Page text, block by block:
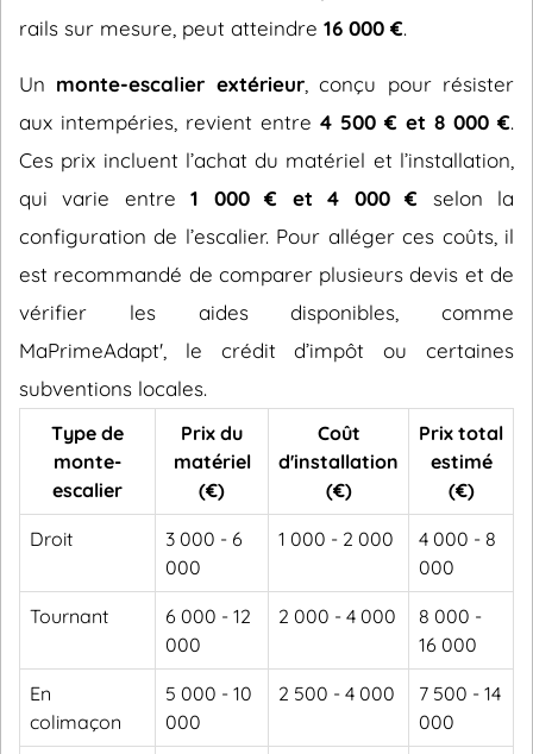
rails sur mesure, peut atteindre 16 000 €.
Un monte-escalier extérieur, conçu pour résister
aux intempéries, revient entre 4 500 € et 8 000 €.
Ces prix incluent l’achat du matériel et l’installation,
qui varie entre1 000 € et 4 000 € selon la
configuration de l’escalier. Pour alléger ces coûts, il
est recommandé de comparer plusieurs devis et de
vérifier les aides disponibles, comme
MaPrimeAdapt', le crédit d’impôt ou certaines
subventions locales.
Type de
monte-
escalier
Prix du
matériel
(€)
Coût
d'installation
(€)
Prix total
estimé
(€)
Droit
3 000 - 6
000
1 000 - 2 000
4 000 - 8
000
Tournant
6 000 - 12
000
2 000 - 4 000
8 000 -
16 000
En
colimaçon
5 000 - 10
000
2 500 - 4 000
7 500 - 14
000